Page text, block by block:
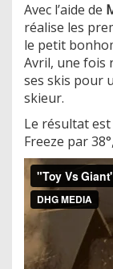
Avec l’aide de
réalise les
le petit
Avril, une fois
ses skis pour
skieur.
Le résultat
Freeze par